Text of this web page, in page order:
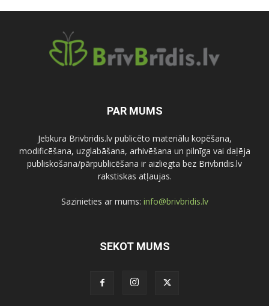
PAR MUMS
Jebkura Brivbridis.lv publicēto materiālu kopēšana,
modificēšana, uzglabāšana, arhivēšana un pilnīga vai daļēja
publiskošana/pārpublicēšana ir aizliegta bez Brivbridis.lv
rakstiskas atļaujas.
Sazinieties ar mums: info@brivbridis.lv
SEKOT MUMS